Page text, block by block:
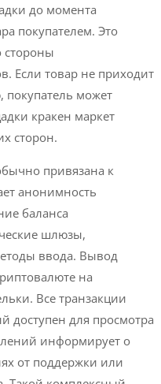
до момента
покупателем. Это
стороны
Если товар не приходит
покупатель может
кракен маркет
сторон.
привязана к
анонимность
баланса
шлюзы,
ввода. Вывод
на
Все транзакции
доступен для просмотра
информирует о
от поддержки или